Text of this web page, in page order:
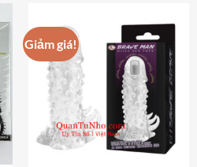
Giảm giá!